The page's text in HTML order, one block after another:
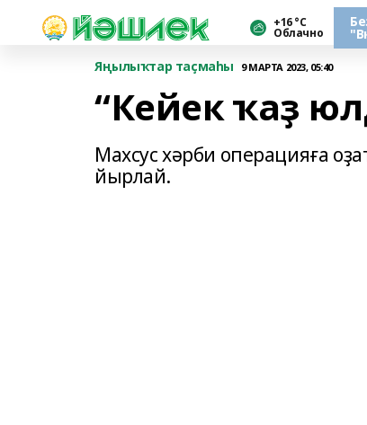
+16 °С
Облачно
Яңылыҡтар таҫмаһы
9 МАРТА 2023, 05:40
“Кейек ҡаҙ
Махсус хәрби операцияға
йырлай.